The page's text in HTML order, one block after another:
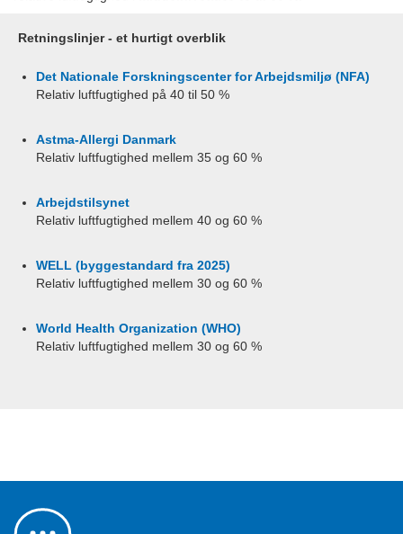
Retningslinjer - et hurtigt overblik
Det Nationale Forskningscenter for Arbejdsmiljø (NFA)
Relativ luftfugtighed på 40 til 50 %
Astma-Allergi Danmark
Relativ luftfugtighed mellem 35 og 60 %
Arbejdstilsynet
Relativ luftfugtighed mellem 40 og 60 %
WELL (byggestandard fra 2025)
Relativ luftfugtighed mellem 30 og 60 %
World Health Organization (WHO)
Relativ luftfugtighed mellem 30 og 60 %